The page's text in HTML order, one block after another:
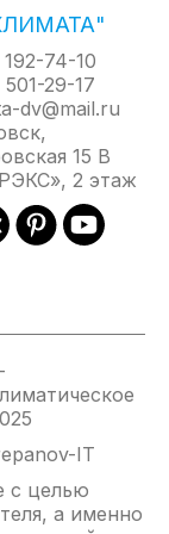
класса
удаляет
в
что
и
имеют
74-10
29-17
dv@mail.ru
15 В
2 этаж
IT
с целью
а именно